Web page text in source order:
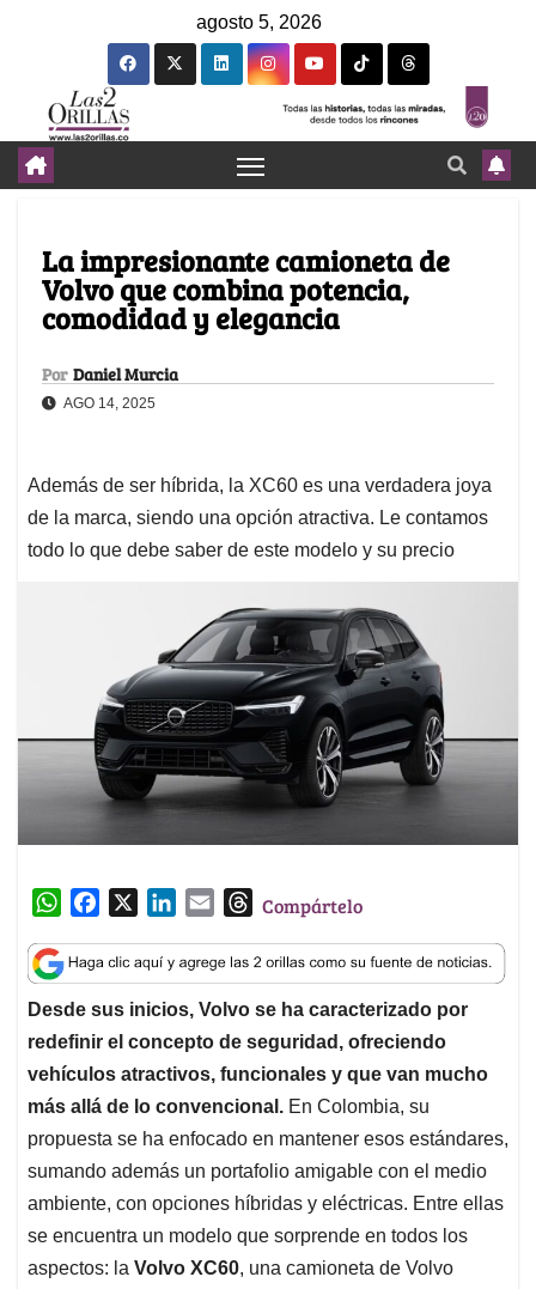
agosto 5, 2026
La impresionante camioneta de
Volvo que combina potencia,
comodidad y elegancia
Por Daniel Murcia
AGO 14, 2025
Además de ser híbrida, la XC60 es una verdadera joya
de la marca, siendo una opción atractiva. Le contamos
todo lo que debe saber de este modelo y su precio
W
a
t
s
A
p
p
c
e
b
o
o
k
n
k
e
d
I
n
a
i
l
T
r
e
a
d
s
Compártelo
Desde sus inicios, Volvo se ha caracterizado por
redefinir el concepto de seguridad, ofreciendo
vehículos atractivos, funcionales y que van mucho
más allá de lo convencional. En Colombia, su
propuesta se ha enfocado en mantener esos estándares,
sumando además un portafolio amigable con el medio
ambiente, con opciones híbridas y eléctricas. Entre ellas
se encuentra un modelo que sorprende en todos los
aspectos: la Volvo XC60, una camioneta de Volvo